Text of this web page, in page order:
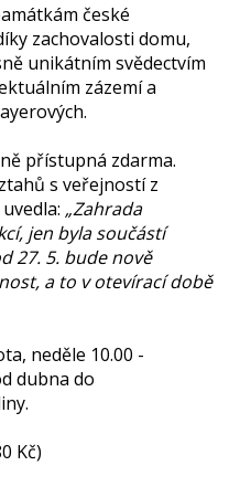
české
zachovalosti domu,
unikátním svědectvím
zázemí a
přístupná zdarma.
s veřejností z
„Zahrada
jen byla součástí
27. 5. bude nově
a to v otevírací době
neděle 10.00 -
dubna do
Kč)